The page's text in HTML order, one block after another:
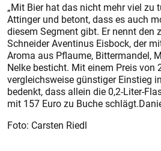
„Mit Bier hat das nicht mehr viel zu
Attinger und betont, dass es auch
diesem Segment gibt. Er nennt den
Schneider Aventinus Eisbock, der
Aroma aus Pflaume, Bittermandel,
Nelke besticht. Mit einem Preis von
vergleichsweise günstiger Einstieg
bedenkt, dass allein die 0,2-Liter-
mit 157 Euro zu Buche
Foto: Carsten Riedl